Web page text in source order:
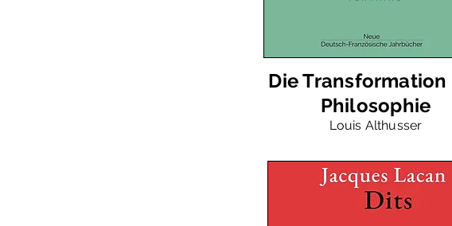
Die Transformation
Philosophie
Louis Althusser